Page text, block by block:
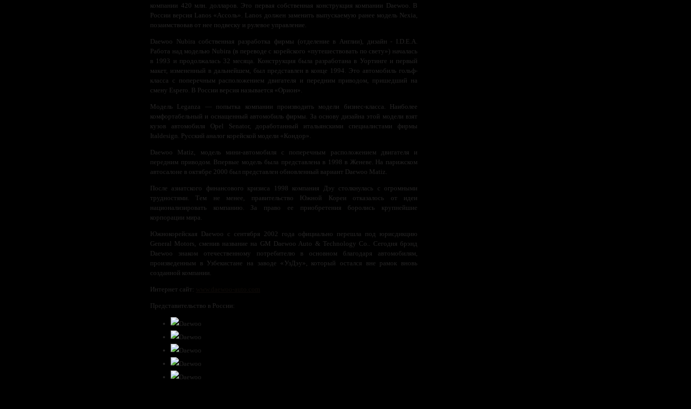
компании 420 млн. долларов. Это первая собственная конструкция компании Daewoo. В
России версия Lanos «Ассоль». Lanos должен заменить выпускаемую ранее модель Nexia,
позаимствовав от нее подвеску и рулевое управление.
Daewoo Nubira собственная разработка фирмы (отделение в Англии), дизайн - I.D.E.A.
Работа над моделью Nubira (в переводе с корейского «путешествовать по свету») началась
в 1993 и продолжалась 32 месяца. Конструкция была разработана в Уортинге и первый
макет, измененный в дальнейшем, был представлен в конце 1994. Это автомобиль гольф-
класса с поперечным расположением двигателя и передним приводом, пришедший на
смену Espero. В России версия называется «Орион».
Модель Leganza — попытка компании производить модели бизнес-класса. Наиболее
комфортабельный и оснащенный автомобиль фирмы. За основу дизайна этой модели взят
кузов автомобиля Opel Senator, доработанный итальянскими специалистами фирмы
Italdesign. Русский аналог корейской модели «Кондор».
Daewoo Matiz, модель мини-автомобиля с поперечным расположением двигателя и
передним приводом. Впервые модель была представлена в 1998 в Женеве. На парижском
автосалоне в октябре 2000 был представлен обновленный вариант Daewoo Matiz.
После азиатского финансового кризиса 1998 компания Дэу столкнулась с огромными
трудностями. Тем не менее, правительство Южной Кореи отказалось от идеи
национализировать компанию. За право ее приобретения боролись крупнейшие
корпорации мира.
Южнокорейская Daewoo с сентября 2002 года официально перешла под юрисдикцию
General Motors, сменив название на GM Daewoo Auto & Technology Co.. Сегодня брэнд
Daewoo знаком отечественному потребителю в основном благодаря автомобилям,
произведенным в Узбекистане на заводе «УзДэу», который остался вне рамок вновь
созданной компании.
Интернет сайт:
Представительство в России: